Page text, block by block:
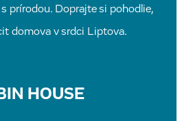
prírodou. Doprajte si pohodlie,
domova v srdci Liptova.
HOUSE